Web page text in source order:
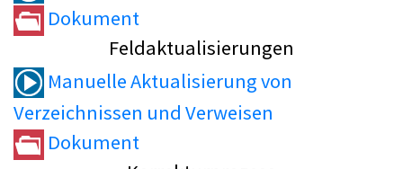
Dokument
Feldaktualisierungen
Manuelle Aktualisierung von
Verzeichnissen und Verweisen
Dokument